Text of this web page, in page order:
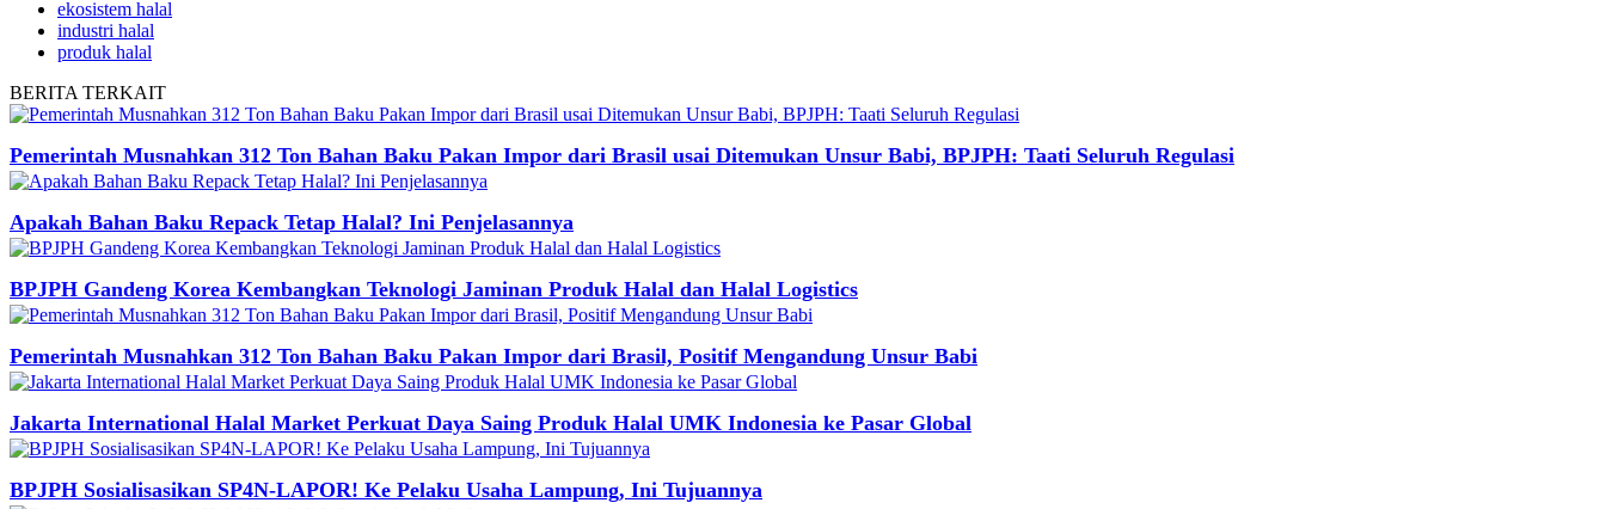
ekosistem halal
industri halal
produk halal
BERITA TERKAIT
Pemerintah Musnahkan 312 Ton Bahan Baku Pakan Impor dari Brasil usai Ditemukan Unsur Babi, BPJPH: Taati Seluruh Regulasi
Apakah Bahan Baku Repack Tetap Halal? Ini Penjelasannya
BPJPH Gandeng Korea Kembangkan Teknologi Jaminan Produk Halal dan Halal Logistics
Pemerintah Musnahkan 312 Ton Bahan Baku Pakan Impor dari Brasil, Positif Mengandung Unsur Babi
Jakarta International Halal Market Perkuat Daya Saing Produk Halal UMK Indonesia ke Pasar Global
BPJPH Sosialisasikan SP4N-LAPOR! Ke Pelaku Usaha Lampung, Ini Tujuannya